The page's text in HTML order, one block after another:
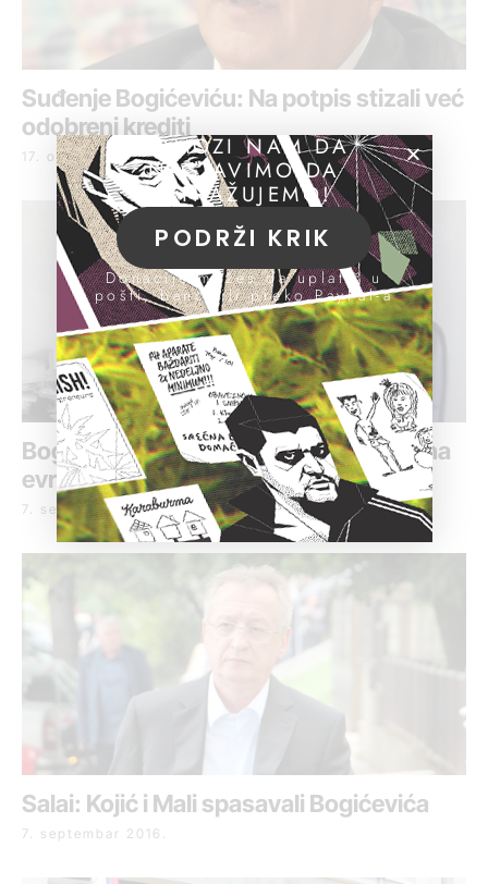
Suđenje Bogićeviću: Na potpis stizali već
odobreni krediti
17. oktobar 2016.
Bogićeviću od državne banke tri miliona
evra za sat vremena
7. septembar 2016.
Salai: Kojić i Mali spasavali Bogićevića
7. septembar 2016.
POMOZI NAM DA
NASTAVIMO DA
ISTRAŽUJEMO!
PODRŽI KRIK
Donacije možeš da uplatiš u
pošti, banci ili preko PayPal-a